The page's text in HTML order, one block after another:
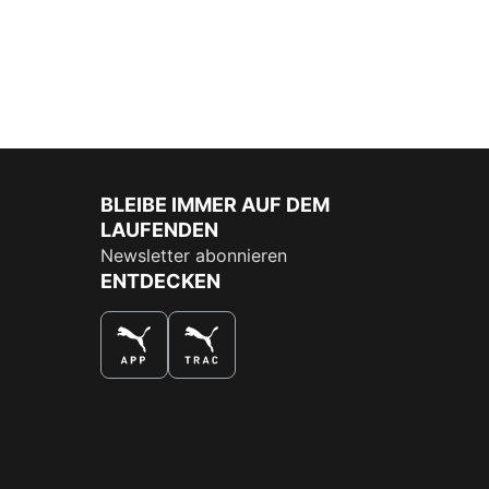
BLEIBE IMMER AUF DEM
LAUFENDEN
Newsletter abonnieren
ENTDECKEN